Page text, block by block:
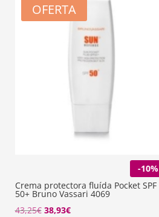
OFERTA
-10%
Crema protectora fluída Pocket SPF
50+ Bruno Vassari 4069
43,25€ El
38,93€El